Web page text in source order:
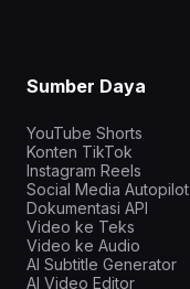
Sumber Daya
YouTube Shorts
Konten TikTok
Instagram Reels
Social Media Autopilot
Dokumentasi API
Video ke Teks
Video ke Audio
AI Subtitle Generator
AI Video Editor